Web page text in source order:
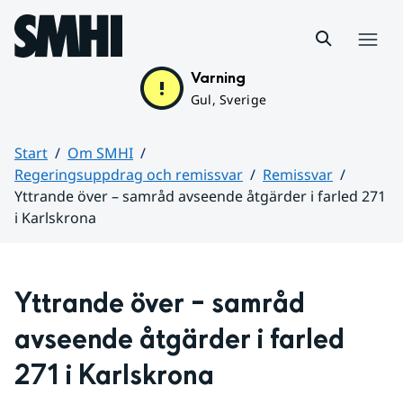
Hoppa till sidans innehåll
Varning
Gul, Sverige
Start
Om SMHI
Regeringsuppdrag och remissvar
Remissvar
Yttrande över – samråd avseende åtgärder i farled 271
i Karlskrona
Yttrande över – samråd
avseende åtgärder i farled
271 i Karlskrona